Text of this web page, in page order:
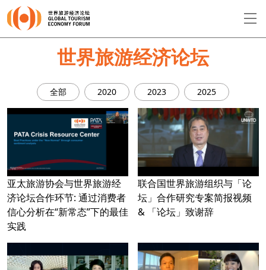
繁 简
关于论坛
论坛议程
世界旅游经济论坛
全部 2020 2023 2025
亚太旅游协会与世界旅游经
济论坛合作环节: 通过消费者
信心分析在“新常态”下的最佳
实践
联合国世界旅游组织与「论
坛」合作研究专案简报视频
& 「论坛」致谢辞